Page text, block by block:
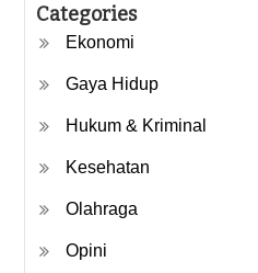
Categories
Ekonomi
Gaya Hidup
Hukum & Kriminal
Kesehatan
Olahraga
Opini